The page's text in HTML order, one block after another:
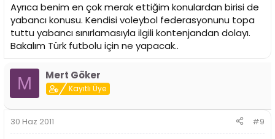
Ayrıca benim en çok merak ettiğim konulardan birisi de
yabancı konusu. Kendisi voleybol federasyonunu topa
tuttu yabancı sınırlamasıyla ilgili kontenjandan dolayı.
Bakalım Türk futbolu için ne yapacak..
M Mert Göker
Kayıtlı Üye
30 Haz 2011 #9